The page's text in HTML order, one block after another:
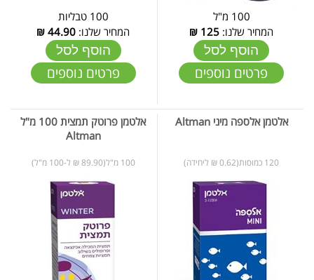
100 מ"ל
המחיר שלנו: 125
₪
הוסף לסל
פרטים נוספים
100 טבליות
המחיר שלנו: 44.90
₪
הוסף לסל
פרטים נוספים
אלטמן אלספה מיני Altman
120 כמוסות(0.62 ₪ ליחידה)
אלטמן פרוטק תמצית 100 מ"ל
Altman
100 מ"ל(89.90 ₪ ל-100 מ"ל)